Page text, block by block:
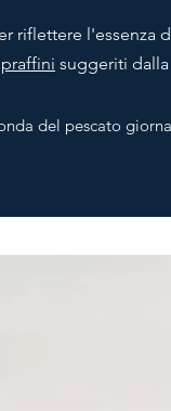
riflettere l'essenza
suggeriti dalla
del pescato